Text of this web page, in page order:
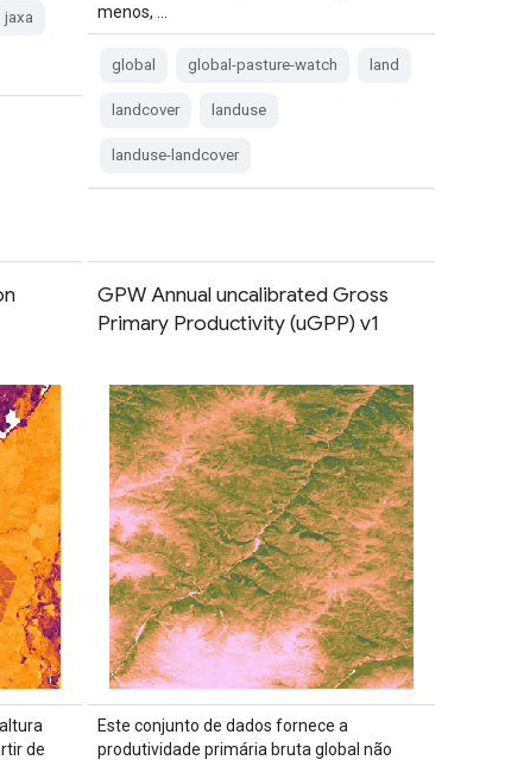
jaxa
menos, …
global global-pasture-watch land
landcover landuse
landuse-landcover
de
GPW Annual uncalibrated Gross
Primary Productivity (uGPP) v1
Este conjunto de dados fornece a
produtividade primária bruta global não